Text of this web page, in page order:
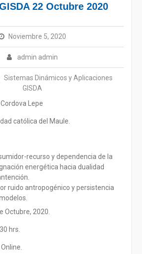
22 Octubre 2020
Noviembre 5, 2020
admin admin
Sistemas Dinámicos y Aplicaciones
GISDA
Lepe
católica del Maule.
recurso y dependencia de la
energética hacia dualidad
ruido antropogénico y persistencia
Octubre, 2020.
hrs.